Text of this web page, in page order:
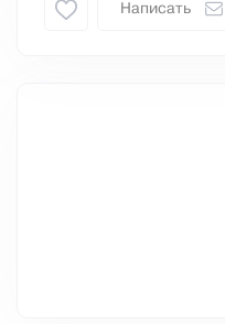
Написать